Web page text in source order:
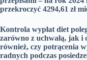
przekroczyć 4294,61 zł
Kontrola wypłat diet
zarówno z uchwałą, jak
również, czy potrącenia
radnych podczas